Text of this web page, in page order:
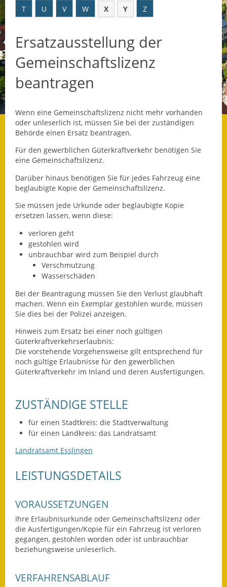
Datenschutz
Datenschutz im
Steueramt
Was die Alten noch
wussten!
Informationsbroschüre
Lärmaktionsplan
Infos in Leichter Sprache
Nachhaltigkeitsbericht
Notfallplanung
Ortsplan
Schadensmeldung
Landesstraße
Kreisstraße
Ausweichfahrplan
Stellenausschreibungen
Zahlen und Fakten
Rathaus
Bauhof Notzingen
T
U V W X Y Z
Ersatzausstellung der
Gemeinschaftslizenz
beantragen
Wenn eine Gemeinschaftslizenz nicht mehr vorhanden
oder unleserlich ist, müssen Sie bei der zuständigen
Behörde einen Ersatz beantragen.
Für den gewerblichen Güterkraftverkehr benötigen Sie
eine Gemeinschaftslizenz.
Darüber hinaus benötigen Sie für jedes Fahrzeug eine
beglaubigte Kopie der Gemeinschaftslizenz.
Sie müssen jede Urkunde oder beglaubigte Kopie
ersetzen lassen, wenn diese:
verloren geht
gestohlen wird
unbrauchbar wird zum Beispiel durch
Verschmutzung
Wasserschäden
Bei der Beantragung müssen Sie den Verlust glaubhaft
machen. Wenn ein Exemplar gestohlen wurde, müssen
Sie dies bei der Polizei anzeigen.
Hinweis zum Ersatz bei einer noch gültigen
Güterkraftverkehrserlaubnis:
Die vorstehende Vorgehensweise gilt entsprechend für
noch gültige Erlaubnisse für den gewerblichen
Güterkraftverkehr im Inland und deren Ausfertigungen.
ZUSTÄNDIGE STELLE
für einen Stadtkreis: die Stadtverwaltung
für einen Landkreis: das Landratsamt
Landratsamt Esslingen
LEISTUNGSDETAILS
VORAUSSETZUNGEN
Ihre Erlaubnisurkunde oder Gemeinschaftslizenz oder
die Ausfertigungen/Kopie für ein Fahrzeug ist verloren
gegangen, gestohlen worden oder ist unbrauchbar
beziehungsweise unleserlich.
VERFAHRENSABLAUF